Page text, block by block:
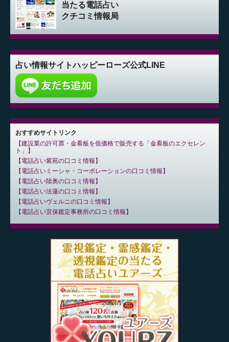
当たる電話占い
クチコミ情報局
占い情報サイトハッピーローズ公式LINE
おすすめサイトリンク
建設業の許可票・金看板を低価格で販売する「金看板のエクセレン
ト」
電話占い紫苑の口コミ情報
電話占いミーシャ・コーポレーションの口コミ情報
電話占い陸奥の口コミ情報
電話占い法蓮の口コミ情報
電話占いヴェルニの口コミ情報
電話占い宜保鑑定事務所の口コミ情報